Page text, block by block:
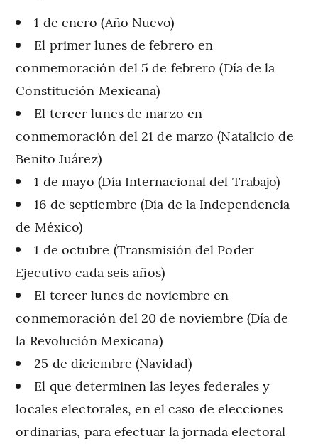
1 de enero (Año Nuevo)
El primer lunes de febrero en
conmemoración del 5 de febrero (Día de la
Constitución Mexicana)
El tercer lunes de marzo en
conmemoración del 21 de marzo (Natalicio de
Benito Juárez)
1 de mayo (Día Internacional del Trabajo)
16 de septiembre (Día de la Independencia
de México)
1 de octubre (Transmisión del Poder
Ejecutivo cada seis años)
El tercer lunes de noviembre en
conmemoración del 20 de noviembre (Día de
la Revolución Mexicana)
25 de diciembre (Navidad)
El que determinen las leyes federales y
locales electorales, en el caso de elecciones
ordinarias, para efectuar la jornada electoral